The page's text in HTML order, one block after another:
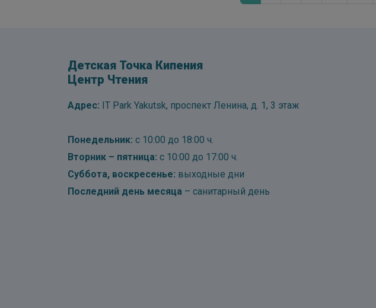
Детская Точка Кипения
Центр Чтения
Адрес: IT Park Yakutsk, проспект Ленина, д. 1, 3 этаж
Понедельник: с 10:00 до 18:00 ч.
Вторник – пятница: с 10:00 до 17:00 ч.
Суббота, воскресенье: выходные дни
Последний день месяца – санитарный день